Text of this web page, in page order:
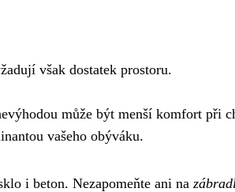
však dostatek prostoru.
může být menší komfort při
vašeho obýváku.
i beton. Nezapomeňte ani na